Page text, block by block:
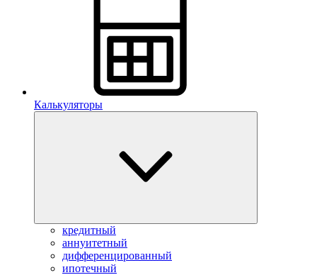
Калькуляторы
кредитный
аннуитетный
дифференцированный
ипотечный